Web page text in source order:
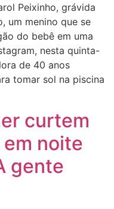
Peixinho, grávida
um menino que se
do bebê em uma
nesta quinta-
de 40 anos
tomar sol na piscina
curtem
noite
gente